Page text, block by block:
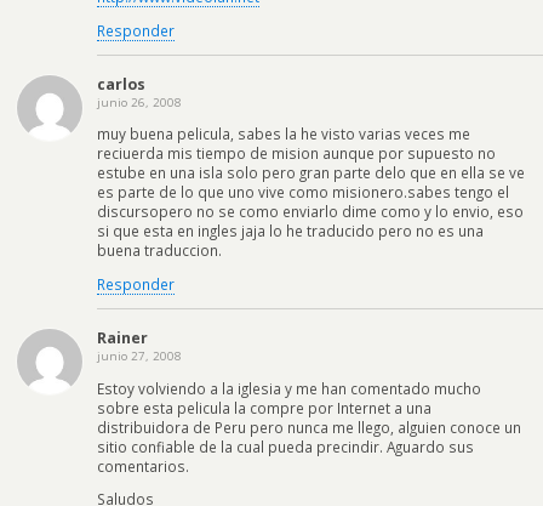
Responder
carlos
junio 26, 2008
muy buena pelicula, sabes la he visto varias veces me
reciuerda mis tiempo de mision aunque por supuesto no
estube en una isla solo pero gran parte delo que en ella se ve
es parte de lo que uno vive como misionero.sabes tengo el
discursopero no se como enviarlo dime como y lo envio, eso
si que esta en ingles jaja lo he traducido pero no es una
buena traduccion.
Responder
Rainer
junio 27, 2008
Estoy volviendo a la iglesia y me han comentado mucho
sobre esta pelicula la compre por Internet a una
distribuidora de Peru pero nunca me llego, alguien conoce un
sitio confiable de la cual pueda precindir. Aguardo sus
comentarios.
Saludos